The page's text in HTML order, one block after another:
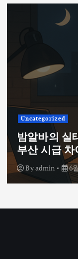
Uncategorized
밤알바의 실
부산 시급
Byadmin 6